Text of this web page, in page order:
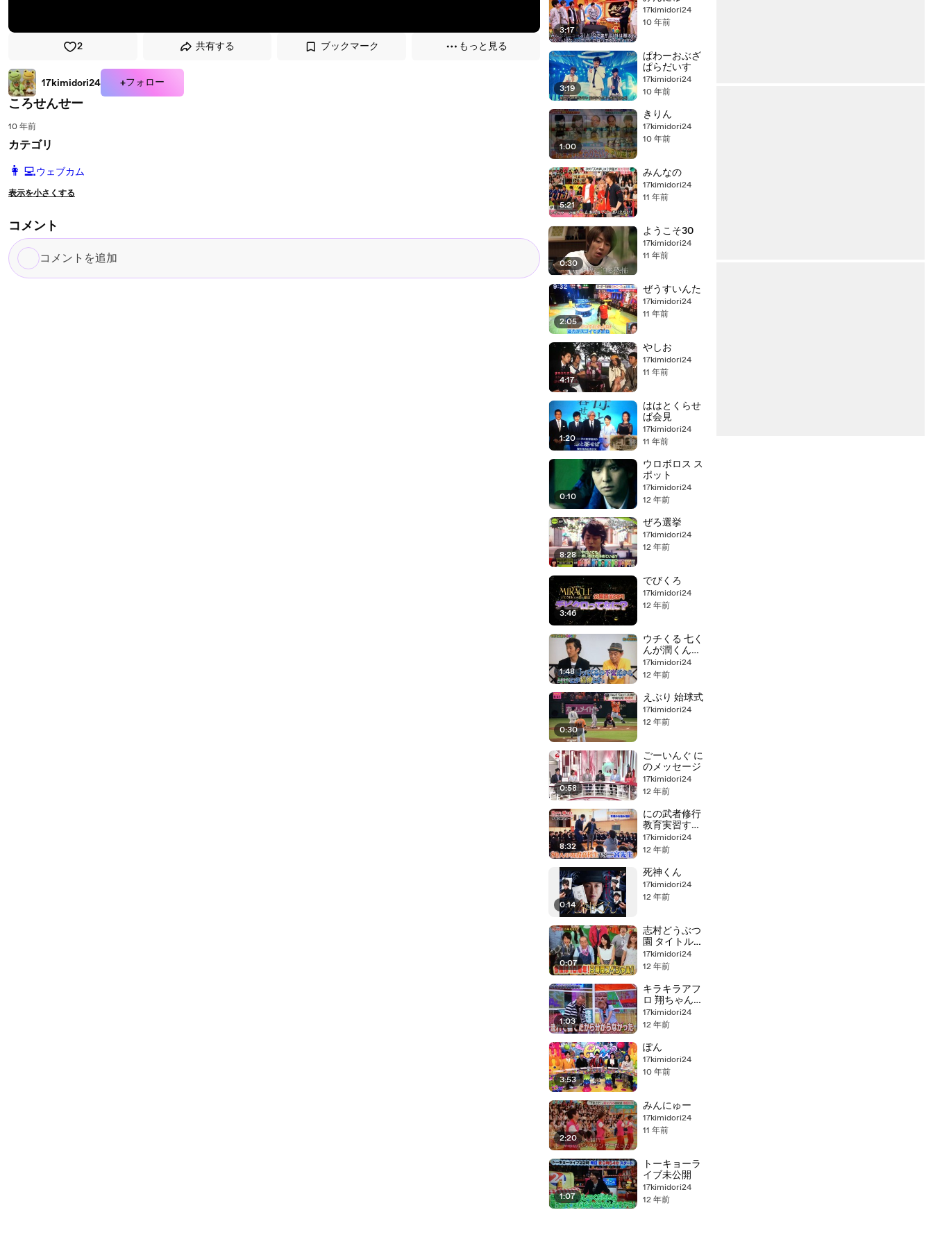
2 共有する ブックマーク もっと見る
17kimidori24 +フォロー
ころせんせー
10 年前
カテゴリ
️👩‍💻️ウェブカム
表示を小さくする
コメント
コ
メ
3:17
17kimidori24
10 年前
3:19
ぱわーおぶざ
ぱらだいす
17kimidori24
10 年前
1:00
きりん
17kimidori24
10 年前
5:21
みんなの
17kimidori24
11 年前
0:30
ようこそ30
17kimidori24
11 年前
2:05
ぜうすいんた
17kimidori24
11 年前
4:17
やしお
17kimidori24
11 年前
1:20
ははとくらせ
ば会見
17kimidori24
11 年前
0:10
ウロボロス ス
ポット
17kimidori24
12 年前
8:28
ぜろ選挙
17kimidori24
12 年前
3:46
でびくろ
17kimidori24
12 年前
1:48
ウチくる 七く
んが潤くんの
話を。
17kimidori24
12 年前
0:30
えぶり 始球式
17kimidori24
12 年前
0:58
ごーいんぐ に
のメッセージ
17kimidori24
12 年前
8:32
にの武者修行
教育実習すぺ
しゃる
17kimidori24
12 年前
0:14
死神くん
17kimidori24
12 年前
0:07
志村どうぶつ
園 タイトルコ
ール
17kimidori24
12 年前
1:03
キラキラアフ
ロ 翔ちゃんの
話
17kimidori24
12 年前
3:53
ぽん
17kimidori24
10 年前
2:20
みんにゅー
17kimidori24
11 年前
1:07
トーキョーラ
イブ未公開
17kimidori24
12 年前